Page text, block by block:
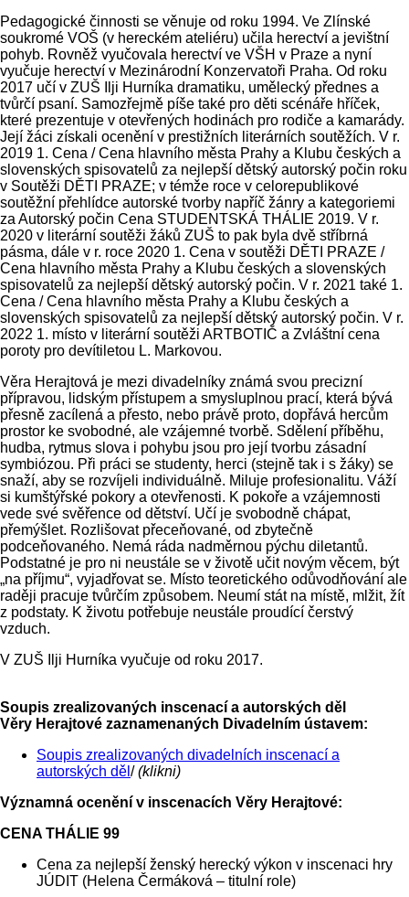
Pedagogické činnosti se věnuje od roku 1994. Ve Zlínské
soukromé VOŠ (v hereckém ateliéru) učila herectví a jevištní
pohyb. Rovněž vyučovala herectví ve VŠH v Praze a nyní
vyučuje herectví v Mezinárodní Konzervatoři Praha. Od roku
2017 učí v ZUŠ Ilji Hurníka dramatiku, umělecký přednes a
tvůrčí psaní. Samozřejmě píše také pro děti scénáře hříček,
které prezentuje v otevřených hodinách pro rodiče a kamarády.
Její žáci získali ocenění v prestižních literárních soutěžích. V r.
2019 1. Cena / Cena hlavního města Prahy a Klubu českých a
slovenských spisovatelů za nejlepší dětský autorský počin roku
v Soutěži DĚTI PRAZE; v témže roce v celorepublikové
soutěžní přehlídce autorské tvorby napříč žánry a kategoriemi
za Autorský počin Cena STUDENTSKÁ THÁLIE 2019. V r.
2020 v literární soutěži žáků ZUŠ to pak byla dvě stříbrná
pásma, dále v r. roce 2020 1. Cena v soutěži DĚTI PRAZE /
Cena hlavního města Prahy a Klubu českých a slovenských
spisovatelů za nejlepší dětský autorský počin. V r. 2021 také 1.
Cena / Cena hlavního města Prahy a Klubu českých a
slovenských spisovatelů za nejlepší dětský autorský počin. V r.
2022 1. místo v literární soutěži ARTBOTIČ a Zvláštní cena
poroty pro devítiletou L. Markovou.
Věra Herajtová je mezi divadelníky známá svou precizní
přípravou, lidským přístupem a smysluplnou prací, která bývá
přesně zacílená a přesto, nebo právě proto, dopřává hercům
prostor ke svobodné, ale vzájemné tvorbě. Sdělení příběhu,
hudba, rytmus slova i pohybu jsou pro její tvorbu zásadní
symbiózou. Při práci se studenty, herci (stejně tak i s žáky) se
snaží, aby se rozvíjeli individuálně. Miluje profesionalitu. Váží
si kumštýřské pokory a otevřenosti. K pokoře a vzájemnosti
vede své svěřence od dětství. Učí je svobodně chápat,
přemýšlet. Rozlišovat přeceňované, od zbytečně
podceňovaného. Nemá ráda nadměrnou pýchu diletantů.
Podstatné je pro ni neustále se v životě učit novým věcem, být
„na příjmu“, vyjadřovat se. Místo teoretického odůvodňování ale
raději pracuje tvůrčím způsobem. Neumí stát na místě, mlžit, žít
z podstaty. K životu potřebuje neustále proudící čerstvý
vzduch.
V ZUŠ Ilji Hurníka vyučuje od roku 2017.
Soupis zrealizovaných inscenací a autorských děl
Věry Herajtové zaznamenaných Divadelním ústavem:
Soupis zrealizovaných divadelních inscenací a
autorských děl /(klikni)
Významná ocenění v inscenacích Věry Herajtové:
CENA THÁLIE 99
Cena za nejlepší ženský herecký výkon v inscenaci hry
JÚDIT (Helena Čermáková – titulní role)